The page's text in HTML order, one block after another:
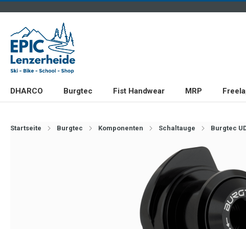
DHARCO Burgtec Fist Handwear MRP
Startseite Burgtec Komponenten Schaltauge Burgtec